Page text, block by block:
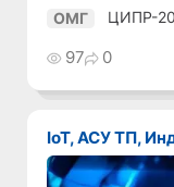
ОМГ ЦИПР-
97 0
IoT, АСУ ТП,